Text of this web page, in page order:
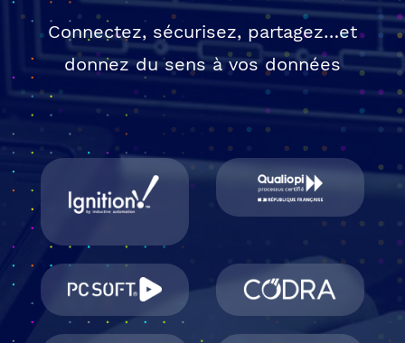
Connectez, sécurisez, partagez…et
donnez du sens à vos données